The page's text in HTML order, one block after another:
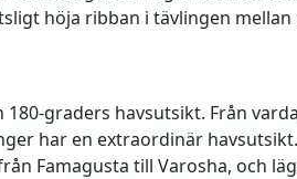
höja ribban i tävlingen
graders havsutsikt. Från
har en extraordinär
Famagusta till Varosha, och